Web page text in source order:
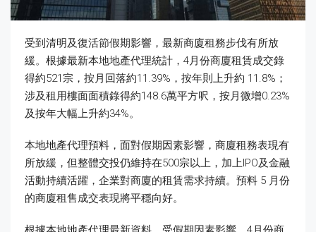
受到清明及復活節假期影響，最新商廈租務步伐有所放
緩。根據最新本地地產代理統計，4月份商廈租賃成交錄
得約521宗，按月回落約11.39%，按年則上升約 11.8%；
涉及租用樓面面積錄得約148.6萬平方呎，按月微增0.23%
及按年大幅上升約34%。
本地地產代理預料，面對假期因素影響，商廈租務表現有
所放緩，但整體交投仍維持在500宗以上，加上IPO及金融
活動持續活躍，企業對商廈的租賃需求持續。預料 5 月份
的商廈租售成交表現將平穩向好。